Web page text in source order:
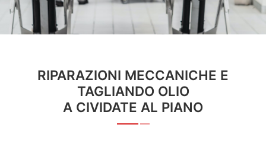
RIPARAZIONI MECCANICHE E
TAGLIANDO OLIO
A CIVIDATE AL PIANO